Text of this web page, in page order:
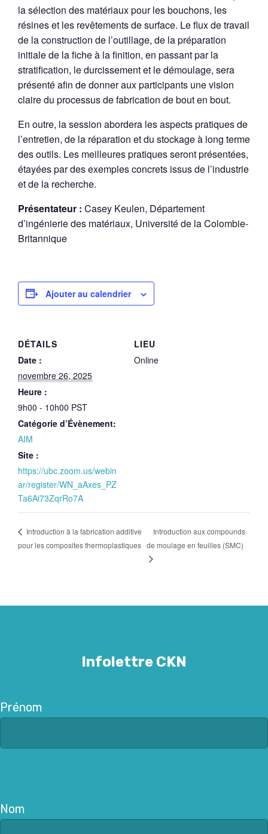
la sélection des matériaux pour les bouchons, les
résines et les revêtements de surface. Le flux de travail
de la construction de l’outillage, de la préparation
initiale de la fiche à la finition, en passant par la
stratification, le durcissement et le démoulage, sera
présenté afin de donner aux participants une vision
claire du processus de fabrication de bout en bout.
En outre, la session abordera les aspects pratiques de
l’entretien, de la réparation et du stockage à long terme
des outils. Les meilleures pratiques seront présentées,
étayées par des exemples concrets issus de l’industrie
et de la recherche.
Présentateur : Casey Keulen, Département
d’ingénierie des matériaux, Université de la Colombie-
Britannique
Ajouter au calendrier
DÉTAILS
Date :
novembre 26, 2025
Heure :
9h00 - 10h00 PST
Catégorie d’Évènement:
AIM
Site :
https://ubc.zoom.us/webin
ar/register/WN_aAxes_PZ
Ta6Ai73ZqrRo7A
LIEU
Online
Introduction à la fabrication additive
pour les composites thermoplastiques
Introduction aux compounds
de moulage en feuilles (SMC)
Infolettre CKN
Prénom
Nom